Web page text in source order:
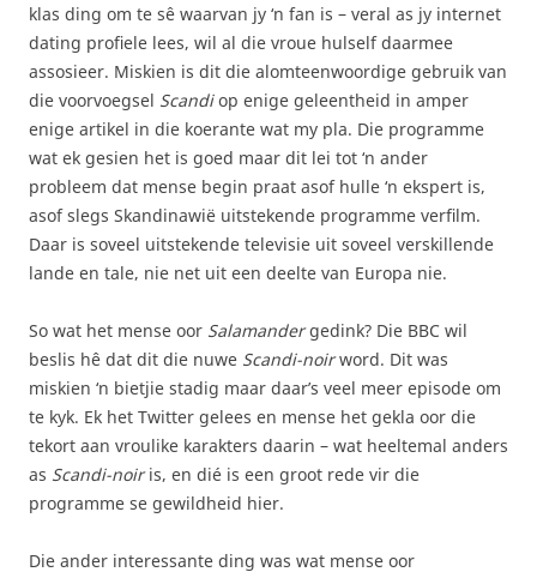
klas ding om te sê waarvan jy ‘n fan is – veral as jy internet
dating profiele lees, wil al die vroue hulself daarmee
assosieer. Miskien is dit die alomteenwoordige gebruik van
die voorvoegsel Scandiop enige geleentheid in amper
enige artikel in die koerante wat my pla. Die programme
wat ek gesien het is goed maar dit lei tot ‘n ander
probleem dat mense begin praat asof hulle ‘n ekspert is,
asof slegs Skandinawië uitstekende programme verfilm.
Daar is soveel uitstekende televisie uit soveel verskillende
lande en tale, nie net uit een deelte van Europa nie.
So wat het mense oor Salamandergedink? Die BBC wil
beslis hê dat dit die nuwe Scandi-noirword. Dit was
miskien ‘n bietjie stadig maar daar’s veel meer episode om
te kyk. Ek het Twitter gelees en mense het gekla oor die
tekort aan vroulike karakters daarin – wat heeltemal anders
as Scandi-noiris, en dié is een groot rede vir die
programme se gewildheid hier.
Die ander interessante ding was wat mense oor